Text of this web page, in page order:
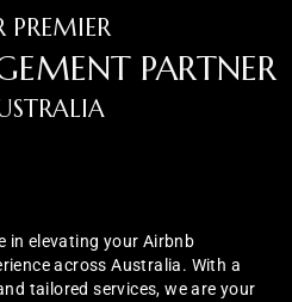
PREMIER
PARTNER
in elevating your Airbnb
across Australia. With a
tailored services, we are your